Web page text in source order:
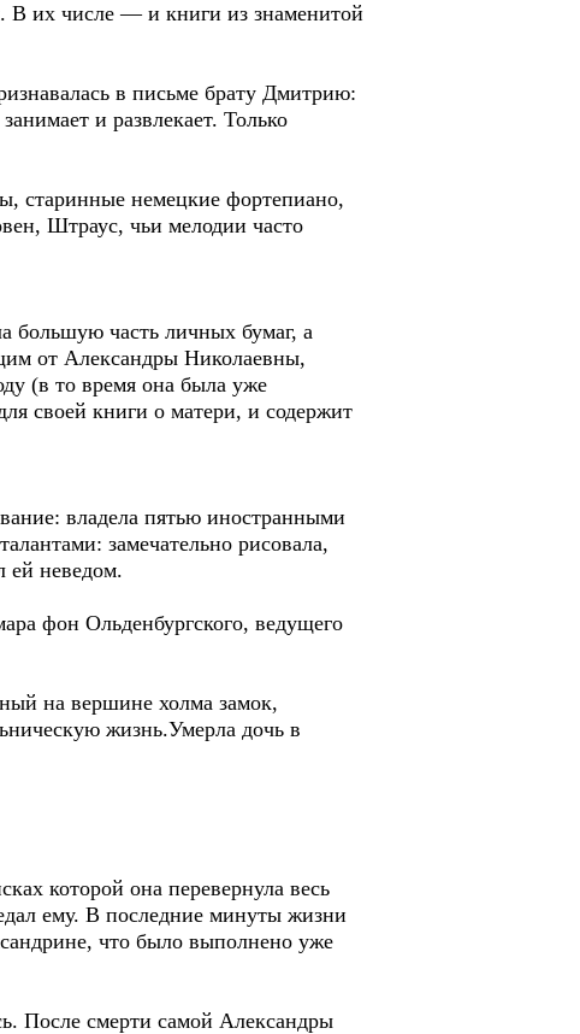
В их числе — и книги из знаменитой
в письме брату Дмитрию:
и развлекает. Только
старинные немецкие фортепиано,
Штраус, чьи мелодии часто
часть личных бумаг, а
от Александры Николаевны,
(в то время она была уже
своей книги о матери, и содержит
владела пятью иностранными
замечательно рисовала,
ей неведом.
фон Ольденбургского, ведущего
на вершине холма замок,
жизнь.Умерла дочь в
которой она перевернула весь
ему. В последние минуты жизни
что было выполнено уже
После смерти самой Александры